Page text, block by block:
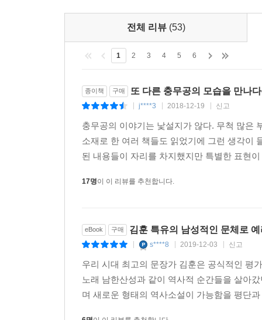
전체 리뷰(53)
종이책 구매 또 다른 충무공의 모습을 만나
| j****3 2018-12-19 | 신고
충무공의 이야기는 낯설지가 않다. 무척 많은
소재로 한 여러 책들도 읽었기에 그런 생각이
eBook 구매 김훈 특유의 남성적인 문체로
| s****8 | 2019-12-03 | 신고
우리 시대 최고의 문장가 김훈은 공식적인 평
노래 남한산성과 같이 역사적 순간들을 살아